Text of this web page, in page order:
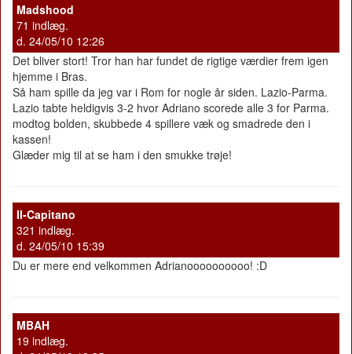
Madshood
71 indlæg.
d. 24/05/10 12:26
Det bliver stort! Tror han har fundet de rigtige værdier frem igen
hjemme i Bras.
Så ham spille da jeg var i Rom for nogle år siden. Lazio-Parma.
Lazio tabte heldigvis 3-2 hvor Adriano scorede alle 3 for Parma.
modtog bolden, skubbede 4 spillere væk og smadrede den i
kassen!
Glæder mig til at se ham i den smukke trøje!
II-Capitano
321 indlæg.
d. 24/05/10 15:39
Du er mere end velkommen Adrianoooooooooo! :D
MBAH
19 indlæg.